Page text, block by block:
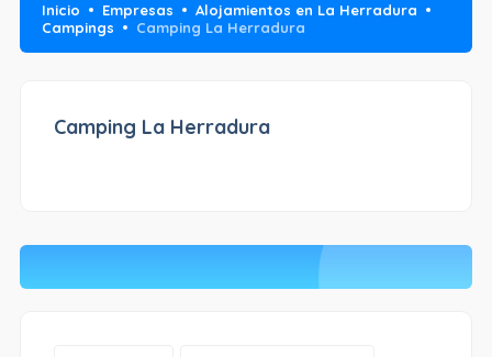
Inicio Empresas
Alojamientos en La Herradura
Campings
Camping La Herradura
Camping La Herradura